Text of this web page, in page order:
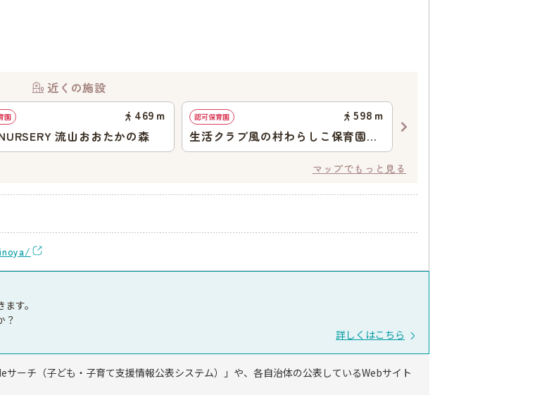
近くの施設
園 469 ｍ
流山おおたかの森
認可保育園 598 ｍ
生活クラブ風の村わらしこ保育園流
山
マップでもっと見る
す。
？
詳しくはこちら
ーチ（子ども・子育て支援情報公表システム）」や、各自治体の公表しているWebサイト